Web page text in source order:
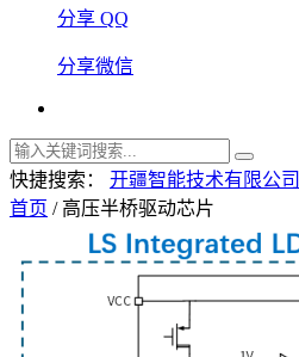
分享 QQ
分享微信
快捷搜索： 开疆智能技术有限公司
首页 / 高压半桥驱动芯片